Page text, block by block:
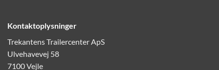
Kontaktoplysninger
Trekantens Trailercenter ApS
Ulvehavevej 58
7100 Vejle